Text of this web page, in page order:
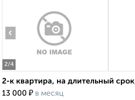
2/4
‹
2-к квартира, на длительный
13 000 ₽ в месяц